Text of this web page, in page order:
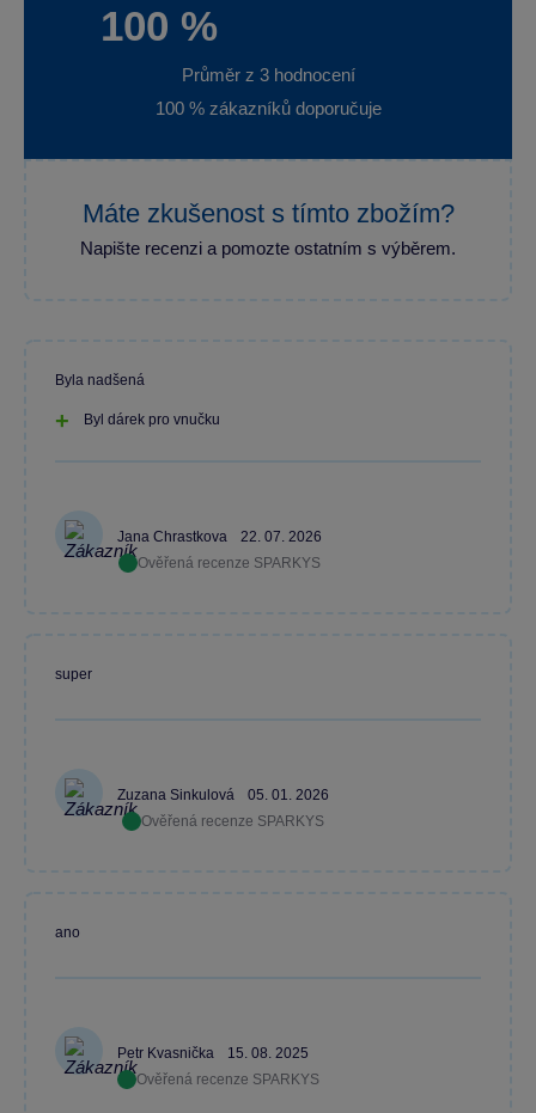
100 %
Průměr z 3 hodnocení
100 % zákazníků doporučuje
Máte zkušenost s tímto zbožím?
Napište recenzi a pomozte ostatním s výběrem.
Jana Chrastkova
22. 07. 2026
Ověřená recenze SPARKYS
Byla nadšená
Byl dárek pro vnučku
Zuzana Sinkulová
05. 01. 2026
Ověřená recenze SPARKYS
super
Petr Kvasnička
15. 08. 2025
Ověřená recenze SPARKYS
ano